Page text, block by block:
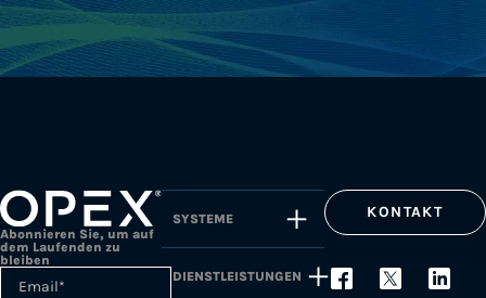
Abonnieren Sie, um auf
dem Laufenden zu
bleiben
Email*
SYSTEME
DIENSTLEISTUNGEN
KONTAKT